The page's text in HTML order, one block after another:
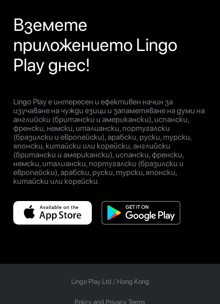
Вземете
приложението Lingo
Play днес!
Lingo Play е интересен и ефективен начин за
изучаване на чужди езици и запаметяване на думи на
английски (британски и американски), испански,
френски, немски, италиански, португалски
(бразилски и европейски), арабски, руски, турски,
японски, китайски или корейски, английски
(британски и американски), испански, френски,
немски, италиански, португалски (бразилски и
европейски), арабски, руски, турски, японски,
китайски или корейски.
Lingo Play Ltd / Hong Kong
Policy and Privacy Terms